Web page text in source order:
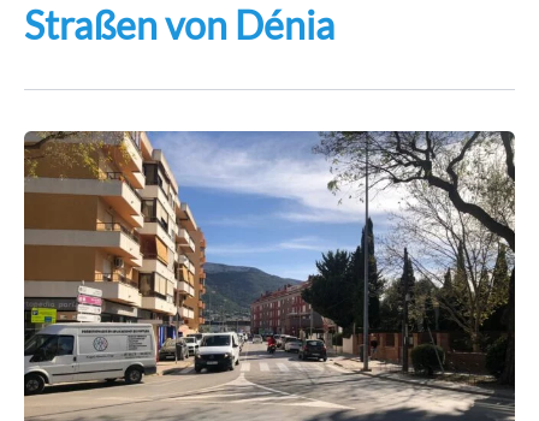
Straßen von Dénia